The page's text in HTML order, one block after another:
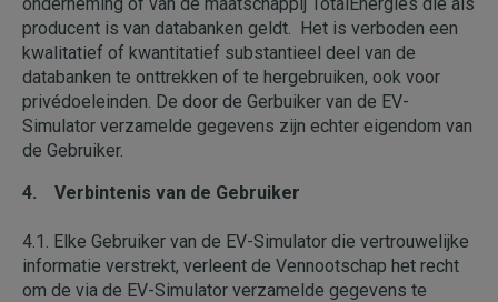
producent is van databanken geldt. Het is verboden een
kwalitatief of kwantitatief substantieel deel van de
databanken te onttrekken of te hergebruiken, ook voor
privédoeleinden. De door de Gerbuiker van de EV-
Simulator verzamelde gegevens zijn echter eigendom van
de Gebruiker.
4. Verbintenis van de Gebruiker
4.1. Elke Gebruiker van de EV-Simulator die vertrouwelijke
informatie verstrekt, verleent de Vennootschap het recht
om de via de EV-Simulator verzamelde gegevens te